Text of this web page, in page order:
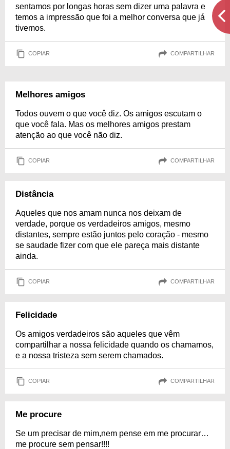
sentamos por longas horas sem dizer uma palavra e
temos a impressão que foi a melhor conversa que já
tivemos.
COPIAR COMPARTILHAR
Melhores amigos
Todos ouvem o que você diz. Os amigos escutam o
que você fala. Mas os melhores amigos prestam
atenção ao que você não diz.
COPIAR COMPARTILHAR
Distância
Aqueles que nos amam nunca nos deixam de
verdade, porque os verdadeiros amigos, mesmo
distantes, sempre estão juntos pelo coração - mesmo
se saudade fizer com que ele pareça mais distante
ainda.
COPIAR COMPARTILHAR
Felicidade
Os amigos verdadeiros são aqueles que vêm
compartilhar a nossa felicidade quando os chamamos,
e a nossa tristeza sem serem chamados.
COPIAR COMPARTILHAR
Me procure
Se um precisar de mim,nem pense em me procurar…
me procure sem pensar!!!!